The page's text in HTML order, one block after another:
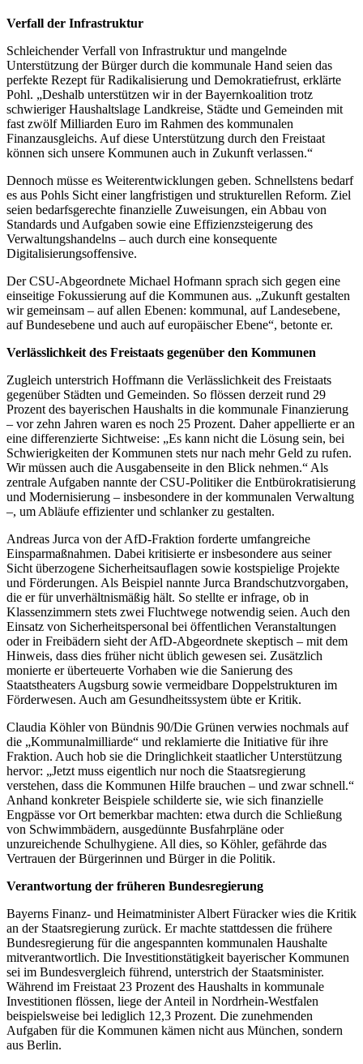
Verfall der Infrastruktur
Schleichender Verfall von Infrastruktur und mangelnde
Unterstützung der Bürger durch die kommunale Hand seien das
perfekte Rezept für Radikalisierung und Demokratiefrust, erklärte
Pohl. „Deshalb unterstützen wir in der Bayernkoalition trotz
schwieriger Haushaltslage Landkreise, Städte und Gemeinden mit
fast zwölf Milliarden Euro im Rahmen des kommunalen
Finanzausgleichs. Auf diese Unterstützung durch den Freistaat
können sich unsere Kommunen auch in Zukunft verlassen.“
Dennoch müsse es Weiterentwicklungen geben. Schnellstens bedarf
es aus Pohls Sicht einer langfristigen und strukturellen Reform. Ziel
seien bedarfsgerechte finanzielle Zuweisungen, ein Abbau von
Standards und Aufgaben sowie eine Effizienzsteigerung des
Verwaltungshandelns – auch durch eine konsequente
Digitalisierungsoffensive.
Der CSU-Abgeordnete Michael Hofmann sprach sich gegen eine
einseitige Fokussierung auf die Kommunen aus. „Zukunft gestalten
wir gemeinsam – auf allen Ebenen: kommunal, auf Landesebene,
auf Bundesebene und auch auf europäischer Ebene“, betonte er.
Verlässlichkeit des Freistaats gegenüber den Kommunen
Zugleich unterstrich Hoffmann die Verlässlichkeit des Freistaats
gegenüber Städten und Gemeinden. So flössen derzeit rund 29
Prozent des bayerischen Haushalts in die kommunale Finanzierung
– vor zehn Jahren waren es noch 25 Prozent. Daher appellierte er an
eine differenzierte Sichtweise: „Es kann nicht die Lösung sein, bei
Schwierigkeiten der Kommunen stets nur nach mehr Geld zu rufen.
Wir müssen auch die Ausgabenseite in den Blick nehmen.“ Als
zentrale Aufgaben nannte der CSU-Politiker die Entbürokratisierung
und Modernisierung – insbesondere in der kommunalen Verwaltung
–, um Abläufe effizienter und schlanker zu gestalten.
Andreas Jurca von der AfD-Fraktion forderte umfangreiche
Einsparmaßnahmen. Dabei kritisierte er insbesondere aus seiner
Sicht überzogene Sicherheitsauflagen sowie kostspielige Projekte
und Förderungen. Als Beispiel nannte Jurca Brandschutzvorgaben,
die er für unverhältnismäßig hält. So stellte er infrage, ob in
Klassenzimmern stets zwei Fluchtwege notwendig seien. Auch den
Einsatz von Sicherheitspersonal bei öffentlichen Veranstaltungen
oder in Freibädern sieht der AfD-Abgeordnete skeptisch – mit dem
Hinweis, dass dies früher nicht üblich gewesen sei. Zusätzlich
monierte er überteuerte Vorhaben wie die Sanierung des
Staatstheaters Augsburg sowie vermeidbare Doppelstrukturen im
Förderwesen. Auch am Gesundheitssystem übte er Kritik.
Claudia Köhler von Bündnis 90/Die Grünen verwies nochmals auf
die „Kommunalmilliarde“ und reklamierte die Initiative für ihre
Fraktion. Auch hob sie die Dringlichkeit staatlicher Unterstützung
hervor: „Jetzt muss eigentlich nur noch die Staatsregierung
verstehen, dass die Kommunen Hilfe brauchen – und zwar schnell.“
Anhand konkreter Beispiele schilderte sie, wie sich finanzielle
Engpässe vor Ort bemerkbar machten: etwa durch die Schließung
von Schwimmbädern, ausgedünnte Busfahrpläne oder
unzureichende Schulhygiene. All dies, so Köhler, gefährde das
Vertrauen der Bürgerinnen und Bürger in die Politik.
Verantwortung der früheren Bundesregierung
Bayerns Finanz- und Heimatminister Albert Füracker wies die Kritik
an der Staatsregierung zurück. Er machte stattdessen die frühere
Bundesregierung für die angespannten kommunalen Haushalte
mitverantwortlich. Die Investitionstätigkeit bayerischer Kommunen
sei im Bundesvergleich führend, unterstrich der Staatsminister.
Während im Freistaat 23 Prozent des Haushalts in kommunale
Investitionen flössen, liege der Anteil in Nordrhein-Westfalen
beispielsweise bei lediglich 12,3 Prozent. Die zunehmenden
Aufgaben für die Kommunen kämen nicht aus München, sondern
aus Berlin.